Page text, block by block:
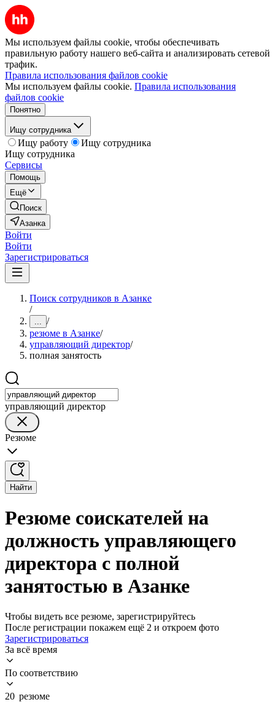
Мы используем файлы cookie, чтобы обеспечивать
правильную работу нашего веб-сайта и анализировать сетевой
трафик.
Правила использования файлов cookie
Мы используем файлы cookie. Правила использования
файлов cookie
Понятно
Ищу сотрудника
Ищу работу
Ищу сотрудника
Ищу сотрудника
Сервисы
Помощь
Ещё
Поиск
Азанка
Войти
Войти
Зарегистрироваться
Поиск сотрудников в Азанке
/
... /
резюме в Азанке/
управляющий директор/
полная занятость
управляющий директор
Резюме
Найти
Резюме соискателей на
должность управляющего
директора с полной
занятостью в Азанке
Чтобы видеть все резюме, зарегистрируйтесь
После регистрации покажем ещё 2 и откроем фото
Зарегистрироваться
За всё время
По соответствию
20 резюме